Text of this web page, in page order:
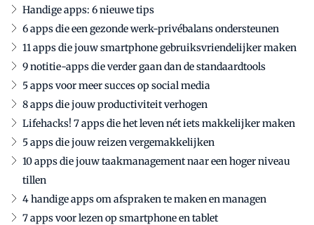
Handige apps: 6 nieuwe tips
6 apps die een gezonde werk-privébalans ondersteunen
11 apps die jouw smartphone gebruiksvriendelijker maken
9 notitie-apps die verder gaan dan de standaardtools
5 apps voor meer succes op social media
8 apps die jouw productiviteit verhogen
Lifehacks! 7 apps die het leven nét iets makkelijker maken
5 apps die jouw reizen vergemakkelijken
10 apps die jouw taakmanagement naar een hoger niveau
tillen
4 handige apps om afspraken te maken en managen
7 apps voor lezen op smartphone en tablet